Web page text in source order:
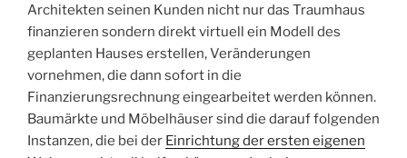
Architekten seinen Kunden nicht nur das Traumhaus
finanzieren sondern direkt virtuell ein Modell des
geplanten Hauses erstellen, Veränderungen
vornehmen, die dann sofort in die
Finanzierungsrechnung eingearbeitet werden können.
Baumärkte und Möbelhäuser sind die darauf folgenden
Instanzen, die bei der Einrichtung der ersten eigenen